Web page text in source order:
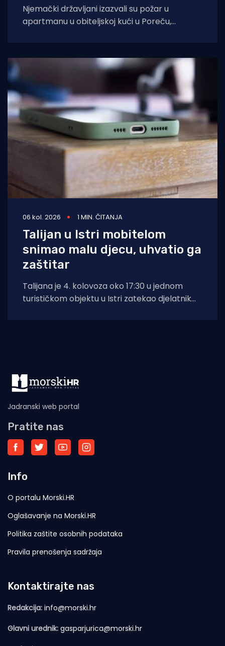
Njemački državljani izazvali su požar u
apartmanu u obiteljskoj kući u Poreču,
06 kol. 2026 1 MIN. ČITANJA
Talijan u Istri mobitelom
snimao malu djecu, uhvatio ga
zaštitar
Talijana je 4. kolovoza oko 17:30 u jednom
turističkom objektu u Istri zatekao djelatnik
Jadranski web portal
Pratite nas
Info
O portalu Morski.HR
Oglašavanje na Morski.HR
Politika zaštite osobnih podataka
Pravila prenošenja sadržaja
Kontaktirajte nas
Redakcija: info@morski.hr
Glavni urednik: gasparjurica@morski.hr